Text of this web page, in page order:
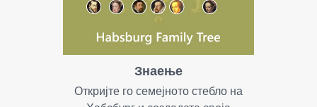
Знаење
Откријте го семејното стебло на